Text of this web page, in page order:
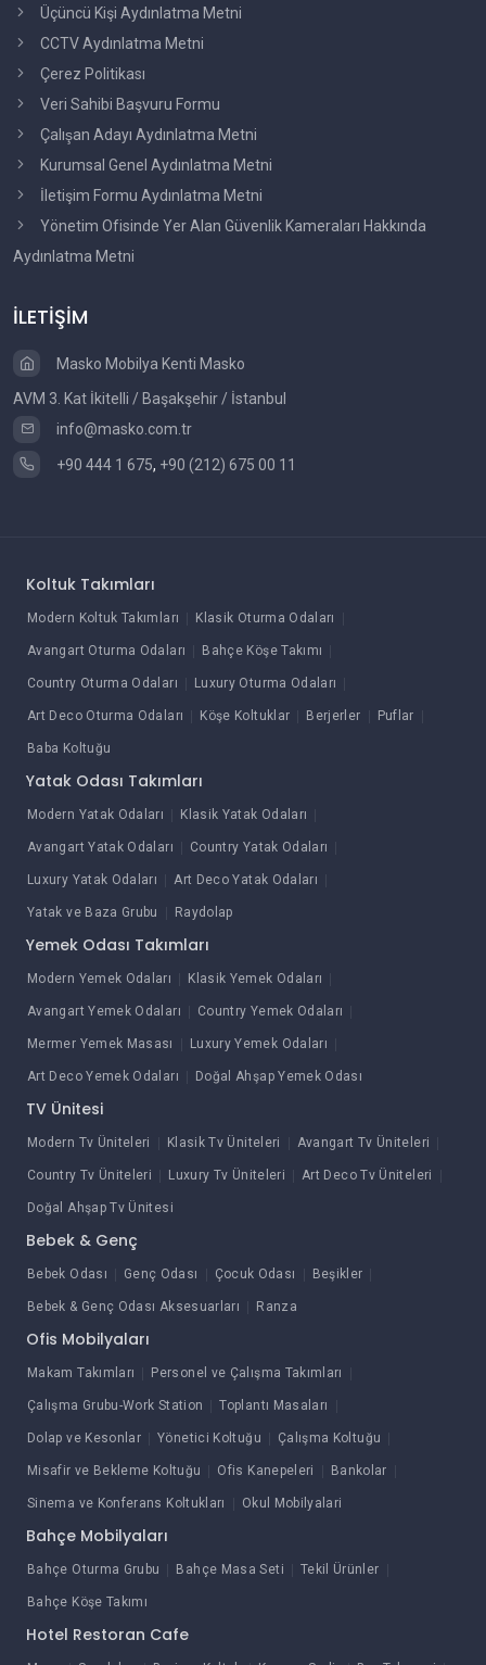
Üçüncü Kişi Aydınlatma Metni
CCTV Aydınlatma Metni
Çerez Politikası
Veri Sahibi Başvuru Formu
Çalışan Adayı Aydınlatma Metni
Kurumsal Genel Aydınlatma Metni
İletişim Formu Aydınlatma Metni
Yönetim Ofisinde Yer Alan Güvenlik Kameraları Hakkında
Aydınlatma Metni
İLETİŞİM
Masko Mobilya Kenti Masko
AVM 3. Kat İkitelli / Başakşehir / İstanbul
info@masko.com.tr
+90 444 1 675, +90 (212) 675 00 11
Koltuk Takımları
Modern Koltuk Takımları Klasik Oturma Odaları
Avangart Oturma Odaları Bahçe Köşe Takımı
Country Oturma Odaları Luxury Oturma Odaları
Art Deco Oturma Odaları Köşe Koltuklar Berjerler Puflar
Baba Koltuğu
Yatak Odası Takımları
Modern Yatak Odaları Klasik Yatak Odaları
Avangart Yatak Odaları Country Yatak Odaları
Luxury Yatak Odaları Art Deco Yatak Odaları
Yatak ve Baza Grubu Raydolap
Yemek Odası Takımları
Modern Yemek Odaları Klasik Yemek Odaları
Avangart Yemek Odaları Country Yemek Odaları
Mermer Yemek Masası Luxury Yemek Odaları
Art Deco Yemek Odaları Doğal Ahşap Yemek Odası
TV Ünitesi
Modern Tv Üniteleri Klasik Tv Üniteleri Avangart Tv Üniteleri
Country Tv Üniteleri Luxury Tv Üniteleri Art Deco Tv Üniteleri
Doğal Ahşap Tv Ünitesi
Bebek & Genç
Bebek Odası Genç Odası Çocuk Odası Beşikler
Bebek & Genç Odası Aksesuarları Ranza
Ofis Mobilyaları
Makam Takımları Personel ve Çalışma Takımları
Çalışma Grubu-Work Station Toplantı Masaları
Dolap ve Kesonlar Yönetici Koltuğu Çalışma Koltuğu
Misafir ve Bekleme Koltuğu Ofis Kanepeleri Bankolar
Sinema ve Konferans Koltukları Okul Mobilyalari
Bahçe Mobilyaları
Bahçe Oturma Grubu Bahçe Masa Seti Tekil Ürünler
Bahçe Köşe Takımı
Hotel Restoran Cafe